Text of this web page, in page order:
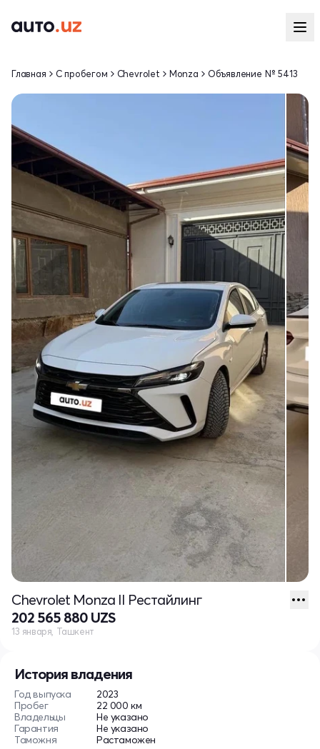
История владения
Год выпуска
2023
Пробег
22 000 км
Владельцы
Не указано
Гарантия
Не указано
Таможня
Растаможен
Главная С пробегом Chevrolet Monza Объявление № 5413
Chevrolet Monza II Рестайлинг
202 565 880 UZS
13 января, Ташкент